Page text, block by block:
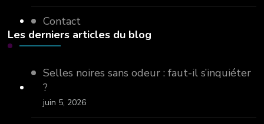
Contact
Les derniers articles du blog
Selles noires sans odeur : faut-il s’inquiéter
?
juin 5, 2026